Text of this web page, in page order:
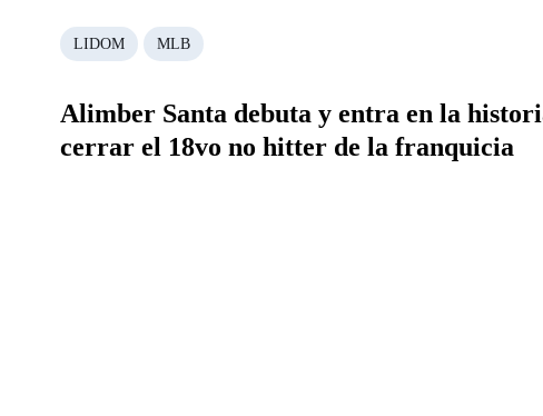
LIDOM MLB
Alimber Santa debuta y entra en la
cerrar el 18vo no hitter de la franquicia